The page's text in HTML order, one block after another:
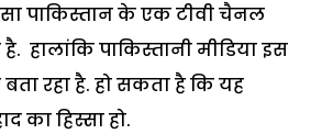
पाकिस्तान के एक टीवी चैनल
हालांकि पाकिस्तानी मीडिया इस
रहा है. हो सकता है कि यह
का हिस्सा हो.